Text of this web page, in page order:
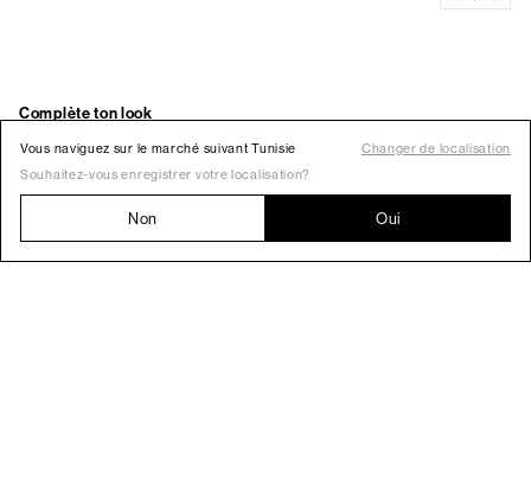
Vous naviguez sur le marché suivant Tunisie
Changer de localisation
Souhaitez-vous enregistrer votre localisation?
Non Oui